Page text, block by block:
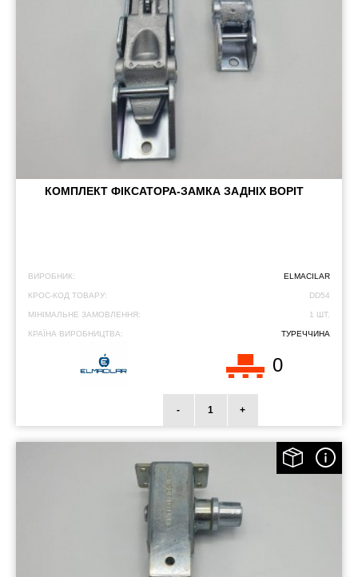
КОМПЛЕКТ ФІКСАТОРА-ЗАМКА ЗАДНІХ ВОРІТ
ВИРОБНИК: ELMACILAR
КРОС-КОД ТОВАРУ: DD54
МІНІМАЛЬНЕ ЗАМОВЛЕННЯ: 1 ШТ.
КРАЇНА ВИРОБНИЦТВА: ТУРЕЧЧИНА
0
- +